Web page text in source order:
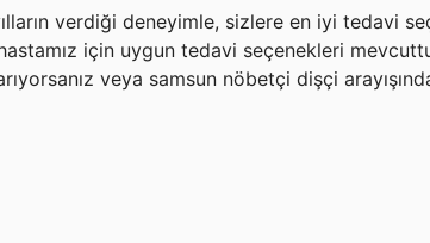
verdiği deneyimle, sizlere en iyi tedavi
için uygun tedavi seçenekleri
veya samsun nöbetçi dişçi